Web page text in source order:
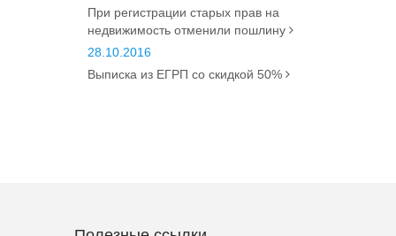
При регистрации старых прав на
недвижимость отменили пошлину
28.10.2016
Выписка из ЕГРП со скидкой 50%